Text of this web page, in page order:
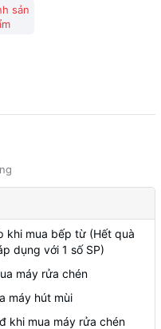
sản
khi mua bếp từ (Hết quà
dụng với 1 số SP)
máy rửa chén
máy hút mùi
khi mua máy rửa chén